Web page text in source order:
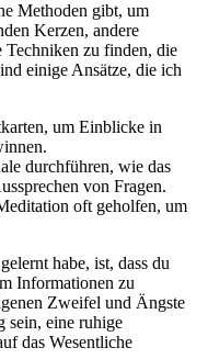
Methoden gibt, um
Kerzen, andere
zu finden, ⁤die
‌einige Ansätze,⁣ die ich
um Einblicke in
durchführen, wie​ das
von Fragen.
oft geholfen, um
habe, ist, dass⁤ du
Informationen zu
Zweifel und Ängste
​sein, eine ruhige
das Wesentliche